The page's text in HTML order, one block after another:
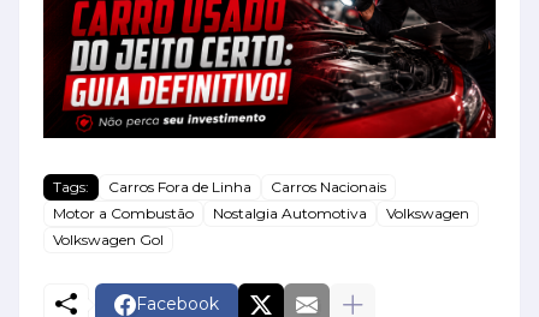
Tags: Carros Fora de Linha
Carros Nacionais
Motor a Combustão
Nostalgia Automotiva
Volkswagen
Volkswagen Gol
Facebook